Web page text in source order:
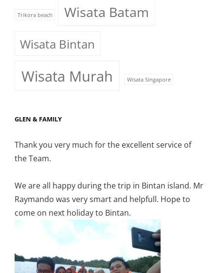
Trikora beach Wisata Batam
Wisata Bintan
Wisata Murah Wisata Singapore
GLEN & FAMILY
Thank you very much for the excellent service of
the Team.
We are all happy during the trip in Bintan island. Mr
Raymando was very smart and helpfull. Hope to
come on next holiday to Bintan.